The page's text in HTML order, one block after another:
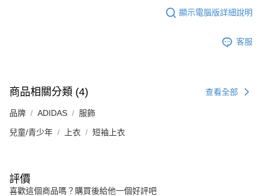
顯示電腦版詳細說明
客服
商品相關分類 (4) 查看全部
品牌 ADIDAS 服飾
兒童/青少年 上衣 短袖上衣
評價
喜歡這個商品嗎？購買後給他一個好評吧